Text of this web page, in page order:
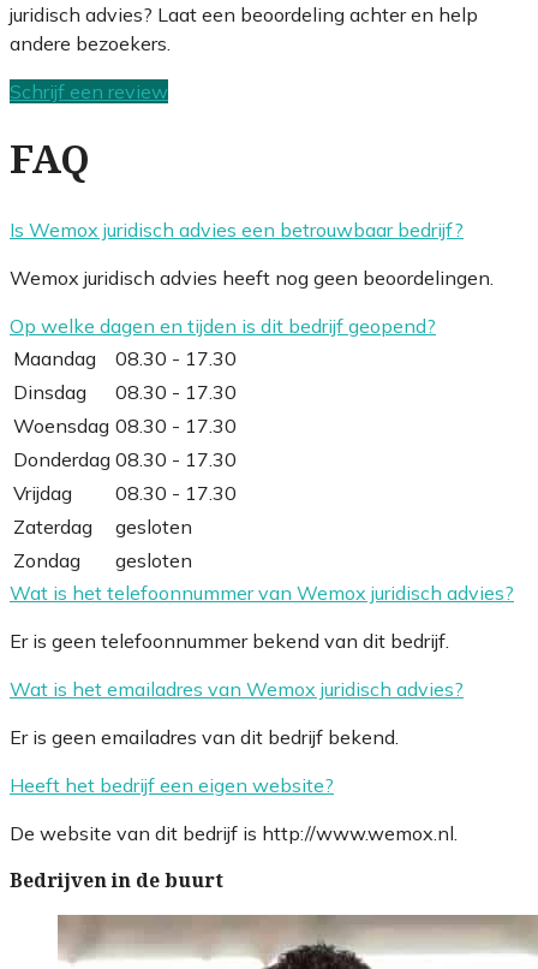
juridisch advies? Laat een beoordeling achter en help
andere bezoekers.
Schrijf een review
FAQ
Is Wemox juridisch advies een betrouwbaar bedrijf?
Wemox juridisch advies heeft nog geen beoordelingen.
Op welke dagen en tijden is dit bedrijf geopend?
Maandag
08.30 - 17.30
Dinsdag
08.30 - 17.30
Woensdag 08.30 - 17.30
Donderdag 08.30 - 17.30
Vrijdag
08.30 - 17.30
Zaterdag
gesloten
Zondag
gesloten
Wat is het telefoonnummer van Wemox juridisch advies?
Er is geen telefoonnummer bekend van dit bedrijf.
Wat is het emailadres van Wemox juridisch advies?
Er is geen emailadres van dit bedrijf bekend.
Heeft het bedrijf een eigen website?
De website van dit bedrijf is http://www.wemox.nl.
Bedrijven in de buurt